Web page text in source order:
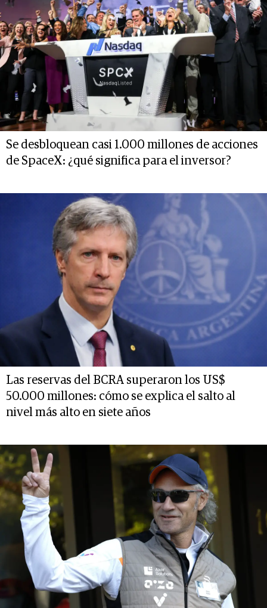
Se desbloquean casi 1.000 millones de acciones
de SpaceX: ¿qué significa para el inversor?
Las reservas del BCRA superaron los US$
50.000 millones: cómo se explica el salto al
nivel más alto en siete años